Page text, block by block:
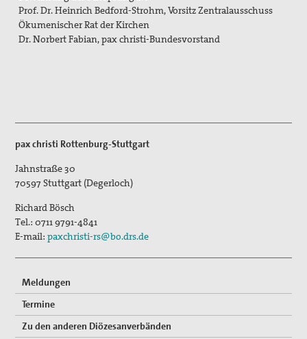
Prof. Dr. Heinrich Bedford-Strohm, Vorsitz Zentralausschuss
Ökumenischer Rat der Kirchen
Dr. Norbert Fabian, pax christi-Bundesvorstand
pax christi Rottenburg-Stuttgart
Jahnstraße 30
70597 Stuttgart (Degerloch)
Richard Bösch
Tel.:0711 9791-4841
E-mail:paxchristi-rs@bo.drs.de
Meldungen
Termine
Zu den anderen Diözesanverbänden